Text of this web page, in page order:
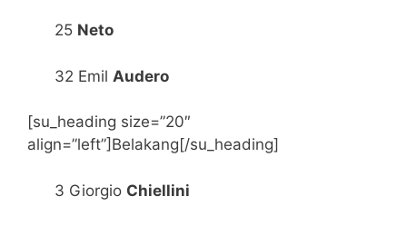
25 Neto
32 Emil Audero
[su_heading size=”20″
align=”left”]Belakang[/su_heading]
3 Giorgio Chiellini